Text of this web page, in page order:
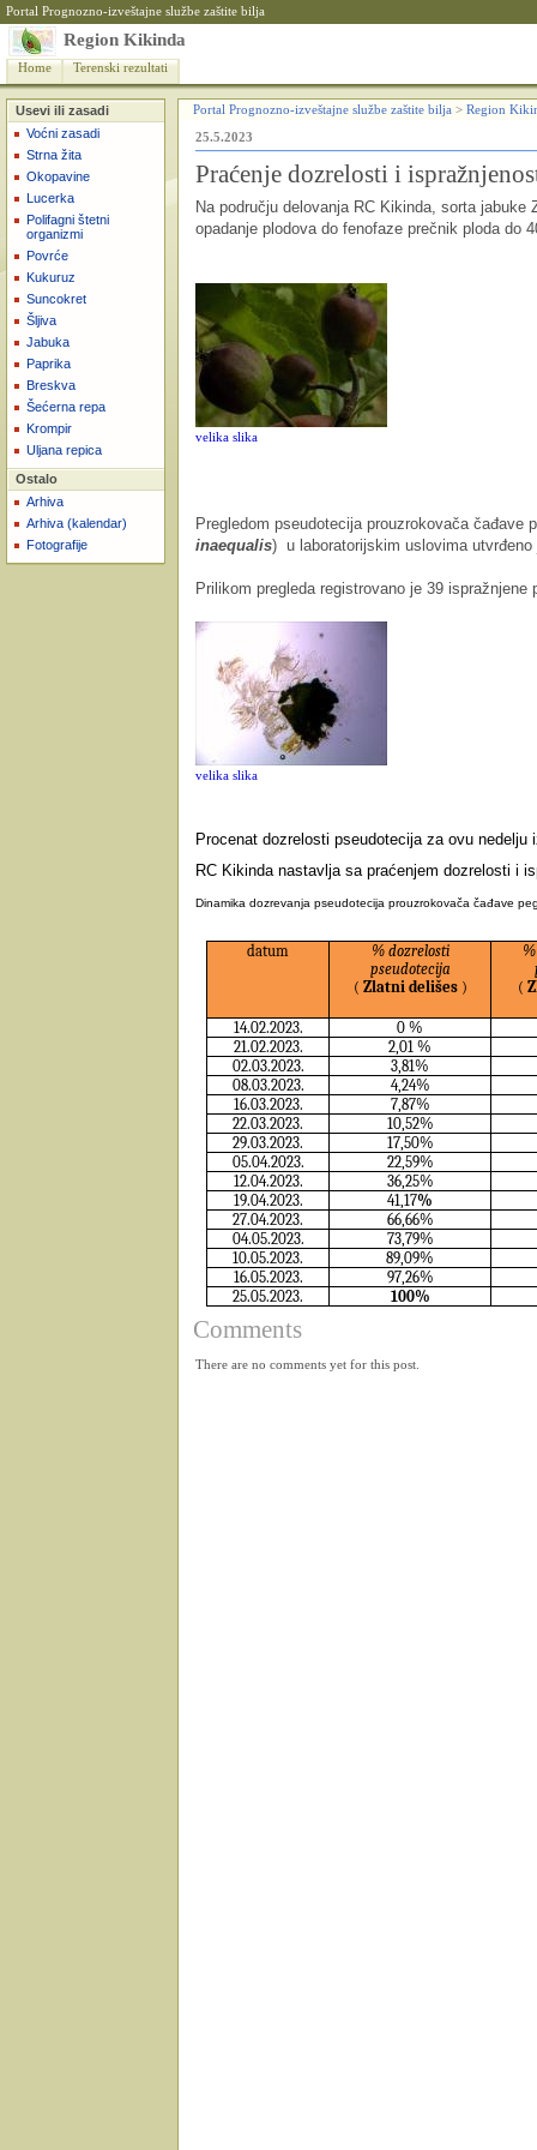
Portal Prognozno-izveštajne službe zaštite bilja
Region Kikinda
Home Terenski rezultati
Usevi ili zasadi
Voćni zasadi
Strna žita
Okopavine
Lucerka
Polifagni štetni
organizmi
Povrće
Kukuruz
Suncokret
Šljiva
Jabuka
Paprika
Breskva
Šećerna repa
Krompir
Uljana repica
Ostalo
Arhiva
Arhiva (kalendar)
Fotografije
Portal Prognozno-izveštajne službe zaštite bilja > Region
25.5.2023
Praćenje dozrelosti i
Na području delovanja RC Kikinda, sorta
opadanje plodova do fenofaze prečnik ploda do
velika slika
Pregledom pseudotecija prouzrokovača
inaequalis) u laboratorijskim uslovima
Prilikom pregleda registrovano je 39 ispražnjene
velika slika
Procenat dozrelosti pseudotecija za ovu nedelju
RC Kikinda nastavlja sa praćenjem dozrelosti i
Dinamika dozrevanja pseudotecija prouzrokovača čađave
datum
% dozrelosti
pseudotecija
( Zlatni delišes)
(
14.02.2023.
0 %
21.02.2023.
2,01 %
02.03.2023.
3,81%
08.03.2023.
4,24%
16.03.2023.
7,87%
22.03.2023.
10,52%
29.03.2023.
17,50%
05.04.2023.
22,59%
12.04.2023.
36,25%
19.04.2023.
41,17%
27.04.2023.
66,66%
04.05.2023.
73,79%
10.05.2023.
89,09%
16.05.2023.
97,26%
25.05.2023.
100%
Comments
There are no comments yet for this post.